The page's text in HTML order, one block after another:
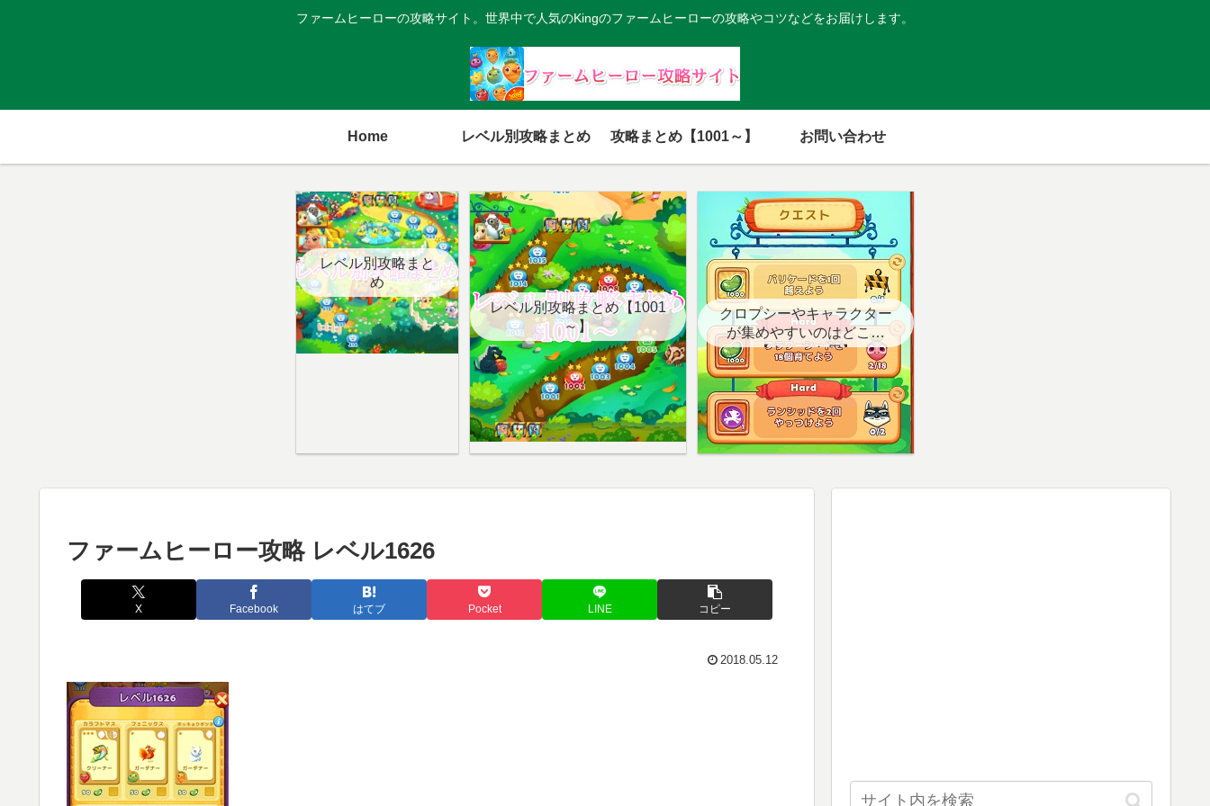
ファームヒーローの攻略サイト。世界中で人気のKingのファームヒーローの攻略やコツなどをお届けします。
Home レベル別攻略まとめ 攻略まとめ【1001～】 お問い合わせ
レベル別攻略まと
め
レベル別攻略まとめ【1001
～】
クロプシーやキャラクター
が集めやすいのはどこ？
【クエスト用】
ファームヒーロー攻略 レベル1626
X Facebook はてブ Pocket LINE コピー
2018.05.12